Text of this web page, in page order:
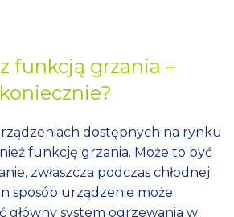
funkcją grzania –
dostępnych na rynku
funkcję grzania. Może to być
zwłaszcza podczas chłodnej
sposób urządzenie może
główny system ogrzewania w